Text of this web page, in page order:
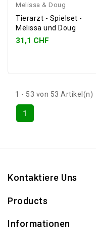
Melissa & Doug
Tierarzt - Spielset -
Melissa und Doug
31,1 CHF
1 - 53 von 53 Artikel(n)
1
Kontaktiere Uns
Products
Informationen